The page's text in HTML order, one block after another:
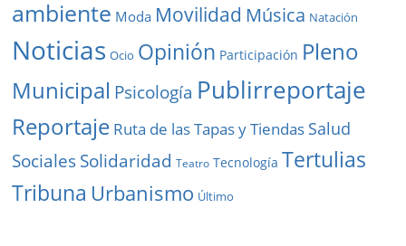
ambiente Moda Movilidad Música Natación
Noticias Ocio Opinión Participación Pleno
Municipal Psicología Publirreportaje
Reportaje Ruta de las Tapas y Tiendas Salud
SocialesSolidaridad Teatro Tecnología Tertulias
Tribuna Urbanismo Último